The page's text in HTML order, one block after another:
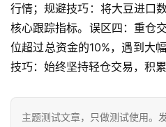
行情；规避技巧：将大豆进口
核心跟踪指标。误区四：重仓
位超过总资金的10%，遇到大
技巧：始终坚持轻仓交易，积
主题测试文章，只做测试使用。